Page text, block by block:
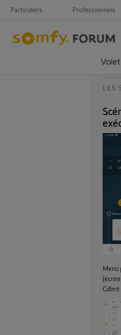
Particuliers Professionnels
Volet
LES
Merci
Cdlmt